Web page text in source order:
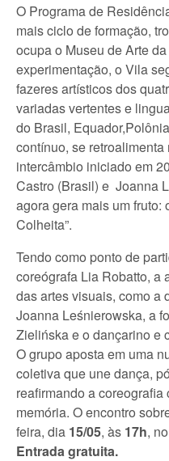
O Programa de
mais ciclo de formação,
ocupa o Museu de Arte
experimentação, o Vila
fazeres artísticos dos
variadas vertentes e
do Brasil,
contínuo, se
intercâmbio iniciado em
Castro (Brasil) e Joanna
agora gera mais um fruto:
Colheita”.
Tendo como ponto de
coreógrafa Lia Robatto, a
das artes visuais, como a
Joanna Leśnierowska, a
Zielińska e o dançarino e
O grupo aposta em uma
coletiva que une dança,
reafirmando a
memória. O encontro
feira, dia 15/05, às 17h, no
Entrada gratuita.